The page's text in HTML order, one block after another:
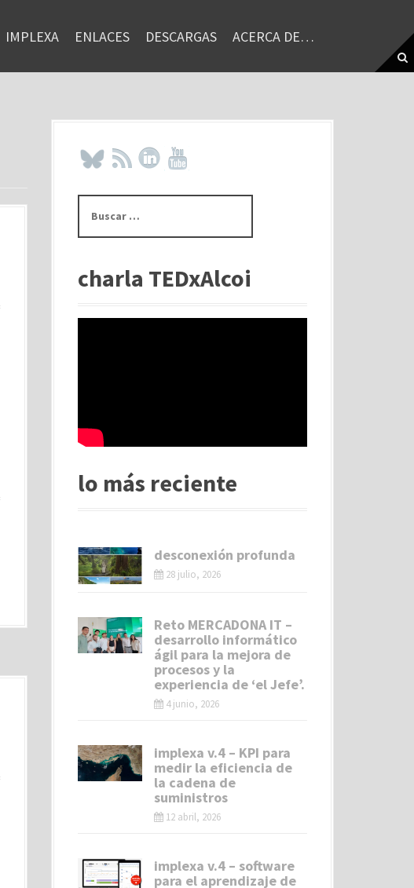
IMPLEXA ENLACES DESCARGAS ACERCA DE…
s
rcharla TEDxAlcoi
lo más reciente
desconexión profunda
28 julio, 2026
Reto MERCADONA IT –
desarrollo informático
ágil para la mejora de
procesos y la
experiencia de ‘el Jefe’.
4 junio, 2026
implexa v.4 – KPI para
medir la eficiencia de
la cadena de
suministros
12 abril, 2026
implexa v.4 – software
para el aprendizaje de